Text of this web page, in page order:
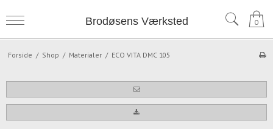
Brodøsens Værksted 0
Forside / Shop / Materialer / ECO VITA DMC 105